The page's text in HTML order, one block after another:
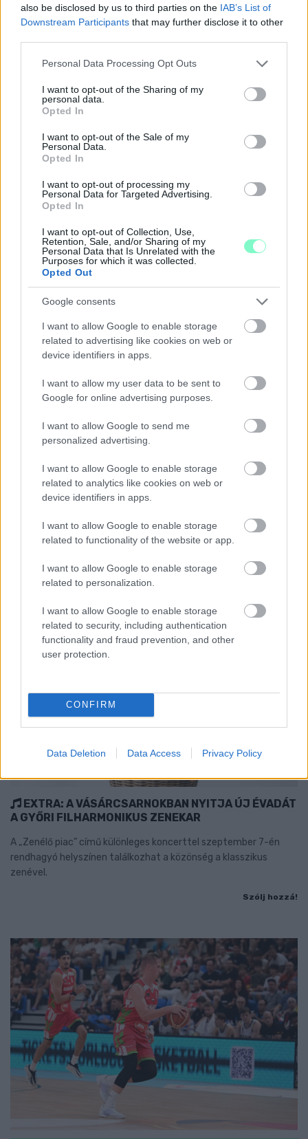
also be disclosed by us to third parties on the IAB’s List of
Downstream Participants that may further disclose it to other
Please note that this website/app uses one or more Google
not limited to your visit or usage behaviour. You may click to
grant or deny consent to Google and its third-party tags to
use your data for below specified purposes in below Google
consent section.
Personal Data Processing Opt Outs
I want to opt-out of the Sharing of my
personal data.
Opted In
I want to opt-out of the Sale of my
Personal Data.
Opted In
I want to opt-out of processing my
Personal Data for Targeted Advertising.
Opted In
I want to opt-out of Collection, Use,
Retention, Sale, and/or Sharing of my
Personal Data that Is Unrelated with the
Purposes for which it was collected.
Opted Out
Google consents
I want to allow Google to enable storage
related to advertising like cookies on web or
device identifiers in apps.
I want to allow my user data to be sent to
Google for online advertising purposes.
I want to allow Google to send me
personalized advertising.
I want to allow Google to enable storage
related to analytics like cookies on web or
device identifiers in apps.
I want to allow Google to enable storage
related to functionality of the website or app.
I want to allow Google to enable storage
related to personalization.
I want to allow Google to enable storage
related to security, including authentication
functionality and fraud prevention, and other
user protection.
CONFIRM
Data Deletion Data Access Privacy Policy
ENERGIATAKARÉKOSSÁG: KORÁBBAN KEZDŐDIK
A GYŐRI AUDI ETO KC PÉNTEKI FELKÉSZÜLÉSI
MÉRKŐZÉSE
Az energiaellátás tehermentesítése érdekében másfél órával
előrébb hozták a Brest Bretagne Handball elleni találkozó
1 hozzászólás
BAROKK POMPÁBA ÖLTÖZIK A BELVÁROS:
HÉTVÉGÉN RENDEZIK MEG A XXXIII. GYŐRI BAROKK
ESKÜVŐT
Jubileumi fogadalom megerősítés, történelmi felvonulás,
7–8-án.
EXTRA: A VÁSÁRCSARNOKBAN NYITJA ÚJ ÉVADÁT
A GYŐRI FILHARMONIKUS ZENEKAR
A „Zenélő piac” című különleges koncerttel szeptember 7-én
rendhagyó helyszínen találkozhat a közönség a klasszikus
zenével.
Szólj hozzá!